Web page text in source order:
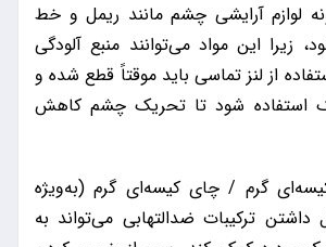
لوازم آرایشی چشم مانند ریمل و خط
زیرا این مواد می‌توانند منبع آلودگی
از لنز تماسی باید موقتاً قطع شده و
استفاده شود تا تحریک چشم کاهش
گرم / چای کیسه‌ای گرم (به‌ویژه
ترکیبات ضدالتهابی می‌تواند به